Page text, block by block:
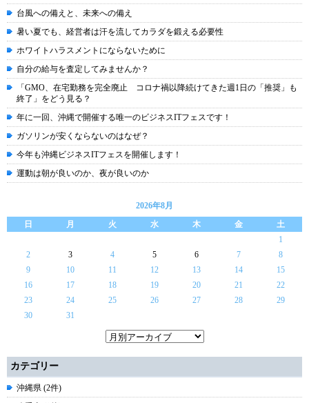
台風への備えと、未来への備え
暑い夏でも、経営者は汗を流してカラダを鍛える必要性
ホワイトハラスメントにならないために
自分の給与を査定してみませんか？
「GMO、在宅勤務を完全廃止 コロナ禍以降続けてきた週1日の「推奨」も
終了」をどう見る？
年に一回、沖縄で開催する唯一のビジネスITフェスです！
ガソリンが安くならないのはなぜ？
今年も沖縄ビジネスITフェスを開催します！
運動は朝が良いのか、夜が良いのか
2026年8月
日
月 火 水 木 金
土
1
2
3 4 5 6 7
8
9
10 11 12 13 14
15
16
17 18 19 20 21
22
23
24 25 26 27 28
29
30
31
カテゴリー
沖縄県 (2件)